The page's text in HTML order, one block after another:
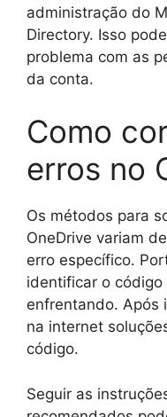
administração do
Directory. Isso
problema com as
da conta.
Como
erros no
Os métodos para
OneDrive variam
erro específico.
identificar o
enfrentando. Após
na internet
código.
Seguir as